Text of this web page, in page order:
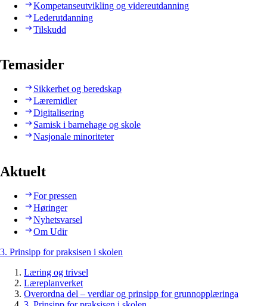
Kompetanseutvikling og videreutdanning
Lederutdanning
Tilskudd
Temasider
Sikkerhet og beredskap
Læremidler
Digitalisering
Samisk i barnehage og skole
Nasjonale minoriteter
Aktuelt
For pressen
Høringer
Nyhetsvarsel
Om Udir
3. Prinsipp for praksisen i skolen
Læring og trivsel
Læreplanverket
Overordna del – verdiar og prinsipp for grunnopplæringa